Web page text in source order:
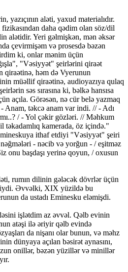
yazıçının aləti, yaxud materialıdır.
daha qədim olan söz/dil
alətidir. Yeri gəlmişkən, mən əksər
çevirmişəm və prosesdə bəzən
ki, onlar mənim üçün
"Vəsiyyət" şeirlərini qiraət
qiraətinə, həm də Vyerunun
müəllif qiraətinə, audioyazıya qulaq
səs sırasına ki, bəlkə hansısa
açıla. Görəsən, nə cür belə yazmaq
Anam, təkcə anam var indi. // - Adı
/ - Yol çəkir gözləri. // Məhkum
təkadamlıq kamerada, öz içində."
ithaf etdiyi "Vəsiyyət" şeiri
- nəcib və yorğun - / eşitməz
onu başdaşı yerinə qoyun, / oxusun
rumın dilinin gələcək dövrlər üçün
Əvvəlki, XIX yüzildə bu
da ustadı Eminesku eləmişdi.
işlətdim az əvvəl. Qəlb evinin
atəşi ilə əriyir qəlb evində
da nişanı olar bunun, və məhz
dünyaya açılan bəsirət aynasını,
onillər, bəzən yüzillər və minillər